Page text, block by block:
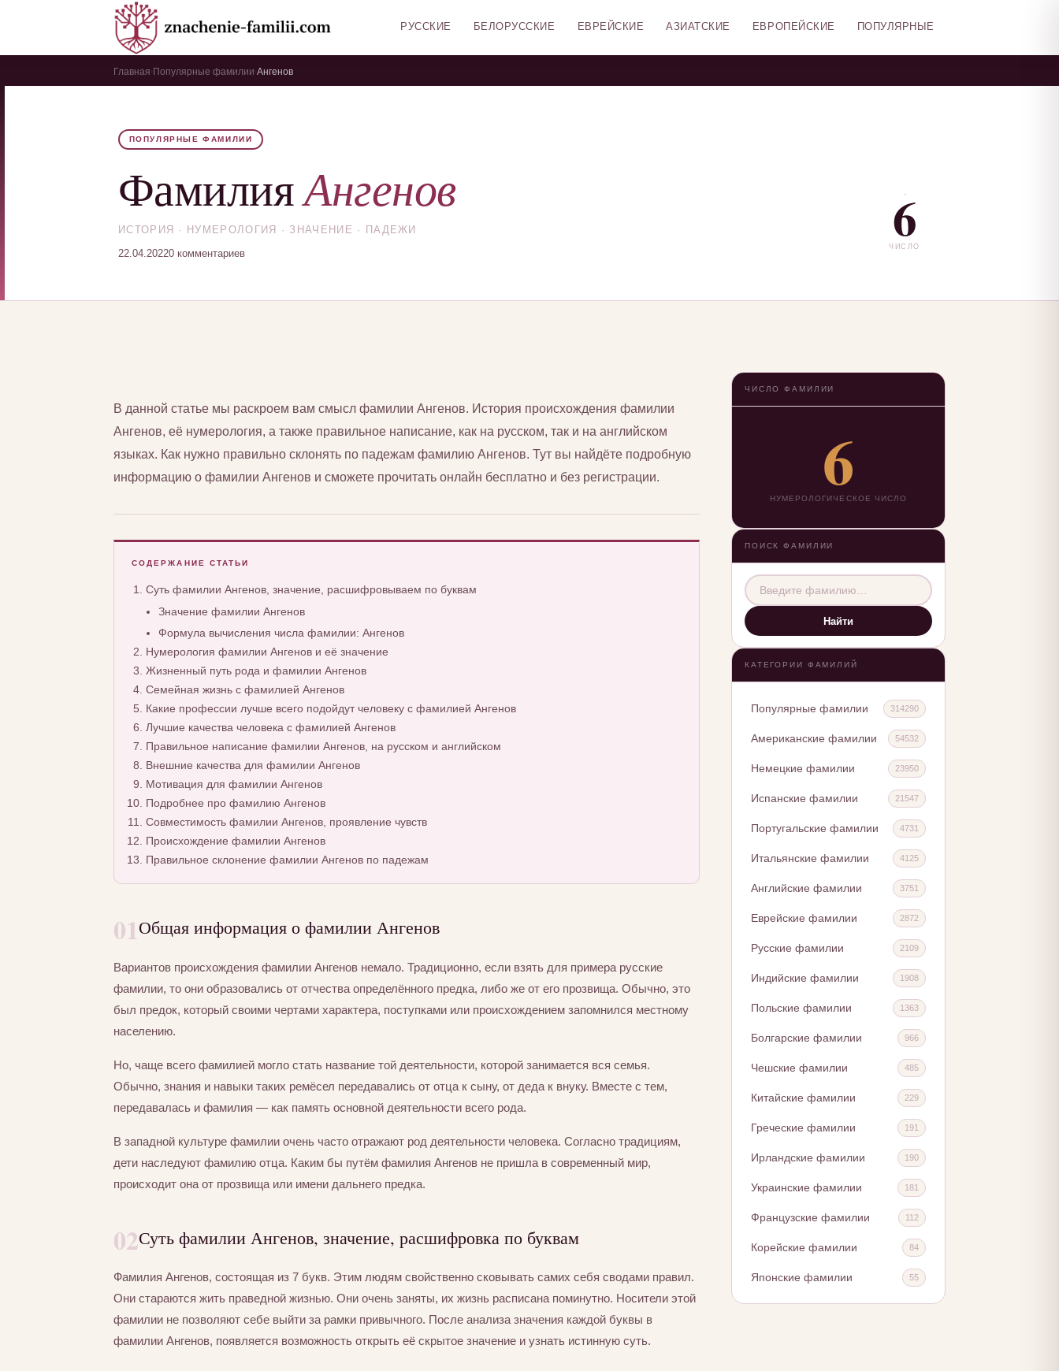
РУССКИЕ БЕЛОРУССКИЕ ЕВРЕЙСКИЕ АЗИАТСКИЕ ЕВРОПЕЙСКИЕ ПОПУЛЯРНЫЕ
Главная Популярные фамилии Ангенов
ПОПУЛЯРНЫЕ ФАМИЛИИ
ФамилияАнгенов
ИСТОРИЯ · НУМЕРОЛОГИЯ · ЗНАЧЕНИЕ · ПАДЕЖИ
22.04.20220 комментариев
6
ЧИСЛО
В данной статье мы раскроем вам смысл фамилии Ангенов. История происхождения фамилии
Ангенов, её нумерология, а также правильное написание, как на русском, так и на английском
языках. Как нужно правильно склонять по падежам фамилию Ангенов. Тут вы найдёте подробную
информацию о фамилии Ангенов и сможете прочитать онлайн бесплатно и без регистрации.
СОДЕРЖАНИЕ СТАТЬИ
Суть фамилии Ангенов, значение, расшифровываем по буквам
Значение фамилии Ангенов
Формула вычисления числа фамилии: Ангенов
Нумерология фамилии Ангенов и её значение
Жизненный путь рода и фамилии Ангенов
Семейная жизнь с фамилией Ангенов
Какие профессии лучше всего подойдут человеку с фамилией Ангенов
Лучшие качества человека с фамилией Ангенов
Правильное написание фамилии Ангенов, на русском и английском
Внешние качества для фамилии Ангенов
Мотивация для фамилии Ангенов
Подробнее про фамилию Ангенов
Совместимость фамилии Ангенов, проявление чувств
Происхождение фамилии Ангенов
Правильное склонение фамилии Ангенов по падежам
01Общая информация о фамилии Ангенов
Вариантов происхождения фамилии Ангенов немало. Традиционно, если взять для примера русские
фамилии, то они образовались от отчества определённого предка, либо же от его прозвища. Обычно, это
был предок, который своими чертами характера, поступками или происхождением запомнился местному
населению.
Но, чаще всего фамилией могло стать название той деятельности, которой занимается вся семья.
Обычно, знания и навыки таких ремёсел передавались от отца к сыну, от деда к внуку. Вместе с тем,
передавалась и фамилия — как память основной деятельности всего рода.
В западной культуре фамилии очень часто отражают род деятельности человека. Согласно традициям,
дети наследуют фамилию отца. Каким бы путём фамилия Ангенов не пришла в современный мир,
происходит она от прозвища или имени дальнего предка.
02Суть фамилии Ангенов, значение, расшифровка по буквам
Фамилия Ангенов, состоящая из 7 букв. Этим людям свойственно сковывать самих себя сводами правил.
Они стараются жить праведной жизнью. Они очень заняты, их жизнь расписана поминутно. Носители этой
фамилии не позволяют себе выйти за рамки привычного. После анализа значения каждой буквы в
фамилии Ангенов, появляется возможность открыть её скрытое значение и узнать истинную суть.
ЧИСЛО ФАМИЛИИ
6
НУМЕРОЛОГИЧЕСКОЕ ЧИСЛО
ПОИСК ФАМИЛИИ
Найти
КАТЕГОРИИ ФАМИЛИЙ
Популярные фамилии 314290
Американские фамилии 54532
Немецкие фамилии 23950
Испанские фамилии 21547
Португальские фамилии 4731
Итальянские фамилии 4125
Английские фамилии 3751
Еврейские фамилии 2872
Русские фамилии 2109
Индийские фамилии 1908
Польские фамилии 1363
Болгарские фамилии 966
Чешские фамилии 485
Китайские фамилии 229
Греческие фамилии 191
Ирландские фамилии 190
Украинские фамилии 181
Французские фамилии 112
Корейские фамилии 84
Японские фамилии 55